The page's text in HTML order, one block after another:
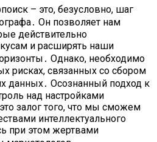
– это, безусловно, шаг
Он позволяет нам
действительно
и расширять наши
Однако, необходимо
рисках, связанных со сбором
данных․ Осознанный подход к
над настройками
залог того, что мы сможем
интеллектуального
при этом жертвами